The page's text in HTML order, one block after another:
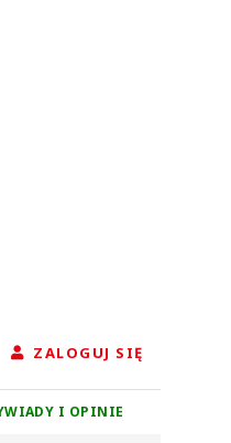
ZALOGUJ SIĘ
I OPINIE